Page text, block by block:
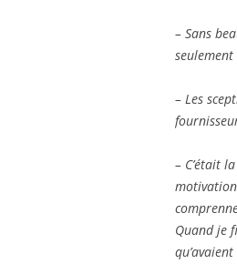
– Sans
– Les
– C’était
Quand je